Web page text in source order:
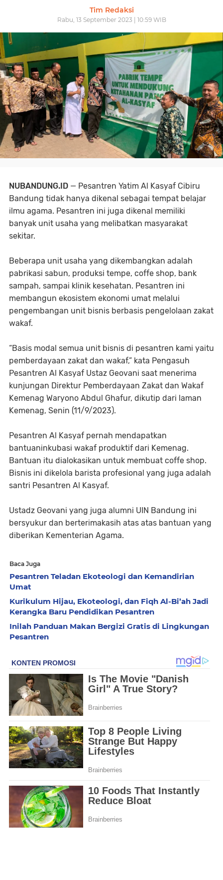
Tim Redaksi
Rabu, 13 September 2023 | 10:59 WIB
NUBANDUNG.ID — Pesantren Yatim Al Kasyaf Cibiru
Bandung tidak hanya dikenal sebagai tempat belajar
ilmu agama. Pesantren ini juga dikenal memiliki
banyak unit usaha yang melibatkan masyarakat
sekitar.
Beberapa unit usaha yang dikembangkan adalah
pabrikasi sabun, produksi tempe, coffe shop, bank
sampah, sampai klinik kesehatan. Pesantren ini
membangun ekosistem ekonomi umat melalui
pengembangan unit bisnis berbasis pengelolaan zakat
wakaf.
“Basis modal semua unit bisnis di pesantren kami yaitu
pemberdayaan zakat dan wakaf,” kata Pengasuh
Pesantren Al Kasyaf Ustaz Geovani saat menerima
kunjungan Direktur Pemberdayaan Zakat dan Wakaf
Kemenag Waryono Abdul Ghafur, dikutip dari laman
Kemenag, Senin (11/9/2023).
Pesantren Al Kasyaf pernah mendapatkan
bantuaninkubasi wakaf produktif dari Kemenag.
Bantuan itu dialokasikan untuk membuat coffe shop.
Bisnis ini dikelola barista profesional yang juga adalah
santri Pesantren Al Kasyaf.
Ustadz Geovani yang juga alumni UIN Bandung ini
bersyukur dan berterimakasih atas atas bantuan yang
diberikan Kementerian Agama.
Baca Juga
Pesantren Teladan Ekoteologi dan Kemandirian
Umat
Kurikulum Hijau, Ekoteologi, dan Fiqh Al-Bi’ah Jadi
Kerangka Baru Pendidikan Pesantren
Inilah Panduan Makan Bergizi Gratis di Lingkungan
Pesantren